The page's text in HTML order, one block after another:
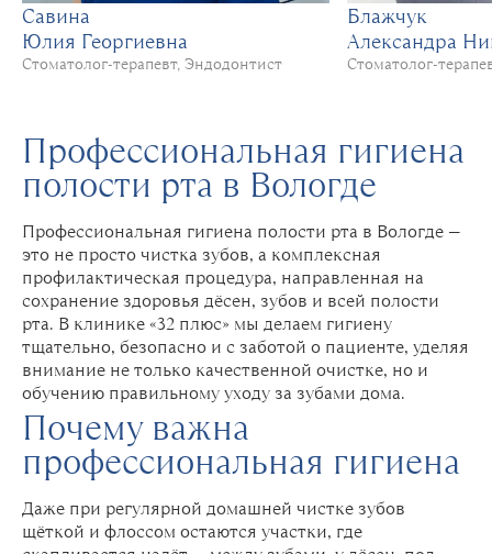
Савина
Юлия Георгиевна
Стоматолог-терапевт, Эндодонтист
Блажчук
Александра
Стоматолог-
Профессиональная гигиена
полости рта в Вологде
Профессиональная гигиена полости рта в Вологде —
это не просто чистка зубов, а комплексная
профилактическая процедура, направленная на
сохранение здоровья дёсен, зубов и всей полости
рта. В клинике «32 плюс» мы делаем гигиену
тщательно, безопасно и с заботой о пациенте, уделяя
внимание не только качественной очистке, но и
обучению правильному уходу за зубами дома.
Почему важна
профессиональная гигиена
Даже при регулярной домашней чистке зубов
щёткой и флоссом остаются участки, где